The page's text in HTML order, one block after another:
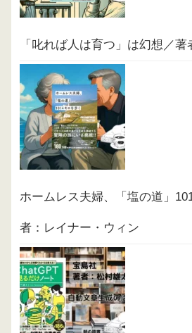
「叱れば人は育つ」は幻想／著
ホームレス夫婦、「塩の道」
者：レイナー・ウィン